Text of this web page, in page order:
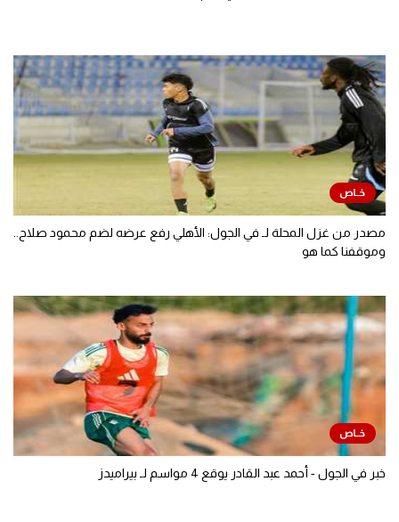
مصدر من غزل المحلة لـ في الجول: الأهلي رفع عرضه لضم محمود صلاح..
وموقفنا كما هو
خبر في الجول - أحمد عبد القادر يوقع 4 مواسم لـ بيراميدز